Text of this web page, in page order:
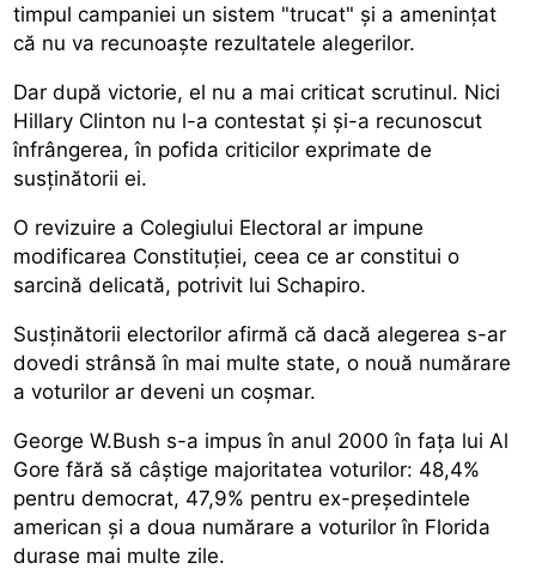
timpul campaniei un sistem "trucat" și a amenințat
că nu va recunoaște rezultatele alegerilor.
Dar după victorie, el nu a mai criticat scrutinul. Nici
Hillary Clinton nu l-a contestat și și-a recunoscut
înfrângerea, în pofida criticilor exprimate de
susținătorii ei.
O revizuire a Colegiului Electoral ar impune
modificarea Constituției, ceea ce ar constitui o
sarcină delicată, potrivit lui Schapiro.
Susținătorii electorilor afirmă că dacă alegerea s-ar
dovedi strânsă în mai multe state, o nouă numărare
a voturilor ar deveni un coșmar.
George W.Bush s-a impus în anul 2000 în fața lui Al
Gore fără să câștige majoritatea voturilor: 48,4%
pentru democrat, 47,9% pentru ex-președintele
american și a doua numărare a voturilor în Florida
durase mai multe zile.